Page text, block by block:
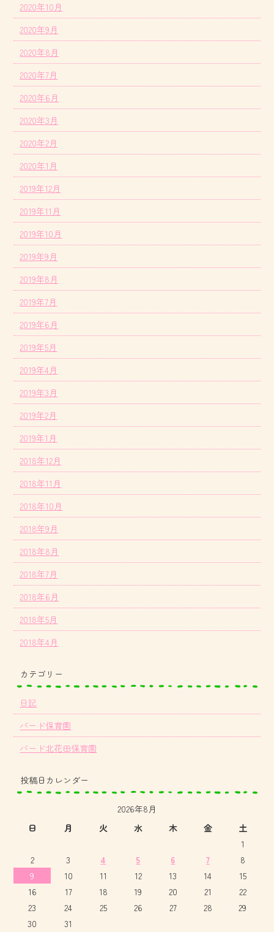
2020年10月
2020年9月
2020年8月
2020年7月
2020年6月
2020年3月
2020年2月
2020年1月
2019年12月
2019年11月
2019年10月
2019年9月
2019年8月
2019年7月
2019年6月
2019年5月
2019年4月
2019年3月
2019年2月
2019年1月
2018年12月
2018年11月
2018年10月
2018年9月
2018年8月
2018年7月
2018年6月
2018年5月
2018年4月
カテゴリー
日記
バード保育園
バード北花田保育園
投稿日カレンダー
2026年8月
日
月 火 水 木 金
土
1
2
3 4 5 6 7
8
9
10 11 12 13 14
15
16
17 18 19 20 21
22
23
24 25 26 27 28
29
30
31